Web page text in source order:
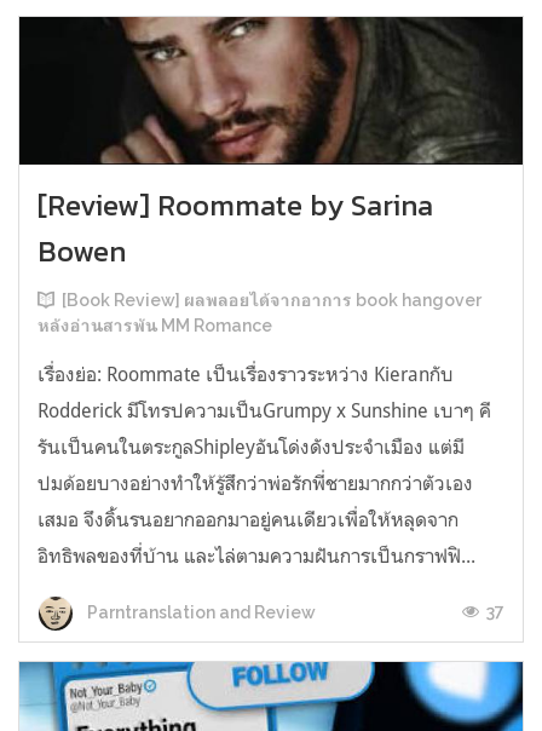
[Review] Roommate by Sarina
Bowen
[Book Review] ผลพลอยได้จากอาการ book hangover
หลังอ่านสารพัน MM Romance
เรื่องย่อ: Roommate เป็นเรื่องราวระหว่าง Kieranกับ
Rodderick มีโทรปความเป็นGrumpy x Sunshine เบาๆ คี
รันเป็นคนในตระกูลShipleyอันโด่งดังประจำเมือง แต่มี
ปมด้อยบางอย่างทำให้รู้สึกว่าพ่อรักพี่ชายมากกว่าตัวเอง
เสมอ จึงดิ้นรนอยากออกมาอยู่คนเดียวเพื่อให้หลุดจาก
อิทธิพลของที่บ้าน และไล่ตามความฝันการเป็นกราฟฟิ...
Parntranslation and Review 37